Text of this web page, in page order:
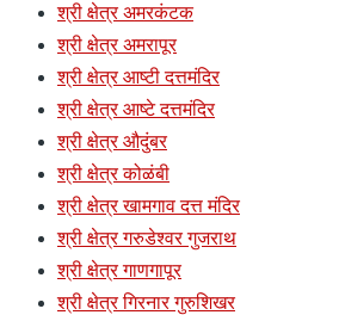
श्री क्षेत्र अमरकंटक
श्री क्षेत्र अमरापूर
श्री क्षेत्र आष्टी दत्तमंदिर
श्री क्षेत्र आष्टे दत्तमंदिर
श्री क्षेत्र औदुंबर
श्री क्षेत्र कोळंबी
श्री क्षेत्र खामगाव दत्त मंदिर
श्री क्षेत्र गरुडेश्वर गुजराथ
श्री क्षेत्र गाणगापूर
श्री क्षेत्र गिरनार गुरुशिखर